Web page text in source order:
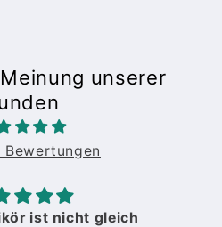
unserer
Bewertungen
ist nicht gleich